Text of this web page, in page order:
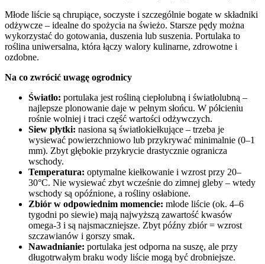
Młode liście są chrupiące, soczyste i szczególnie bogate w składniki
odżywcze – idealne do spożycia na świeżo. Starsze pędy można
wykorzystać do gotowania, duszenia lub suszenia. Portulaka to
roślina uniwersalna, która łączy walory kulinarne, zdrowotne i
ozdobne.
Na co zwrócić uwagę ogrodnicy
Światło: portulaka jest rośliną ciepłolubną i światłolubną –
najlepsze plonowanie daje w pełnym słońcu. W półcieniu
rośnie wolniej i traci część wartości odżywczych.
Siew płytki: nasiona są światłokiełkujące – trzeba je
wysiewać powierzchniowo lub przykrywać minimalnie (0–1
mm). Zbyt głębokie przykrycie drastycznie ogranicza
wschody.
Temperatura: optymalne kiełkowanie i wzrost przy 20–
30°C. Nie wysiewać zbyt wcześnie do zimnej gleby – wtedy
wschody są opóźnione, a rośliny osłabione.
Zbiór w odpowiednim momencie: młode liście (ok. 4–6
tygodni po siewie) mają najwyższą zawartość kwasów
omega-3 i są najsmaczniejsze. Zbyt późny zbiór = wzrost
szczawianów i gorszy smak.
Nawadnianie: portulaka jest odporna na suszę, ale przy
długotrwałym braku wody liście mogą być drobniejsze.